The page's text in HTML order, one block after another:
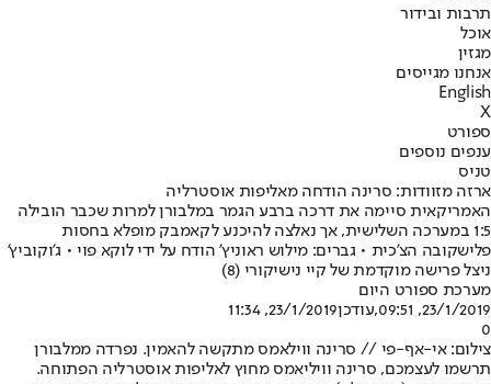
תרבות ובידור
אוכל
מגזין
אנחנו מגייסים
English
X
ספורט
ענפים נוספים
טניס
ארזה מזוודות: סרינה הודחה מאליפות אוסטרליה
האמריקאית סיימה את דרכה ברבע הגמר במלבורן למרות שכבר הובילה
1:5 במערכה השלישית, אך נאלצה להיכנע לקאמבק מופלא בחסות
פלישקובה הצ'כית • גברים: מילוש ראוניץ' הודח על ידי לוקא פוי • ג'וקוביץ'
ניצל פרישה מוקדמת של קיי נישיקורי (8)
מערכת ספורט היום
23/1/2019, 09:51
,עודכן23/1/2019, 11:34
0
צילום: אי-אף-פי // סרינה ווילאמס מתקשה להאמין. נפרדה ממלבורן
תרשמו לעצמכם, סרינה וויליאמס מחוץ לאליפות אוסטרליה הפתוחה.